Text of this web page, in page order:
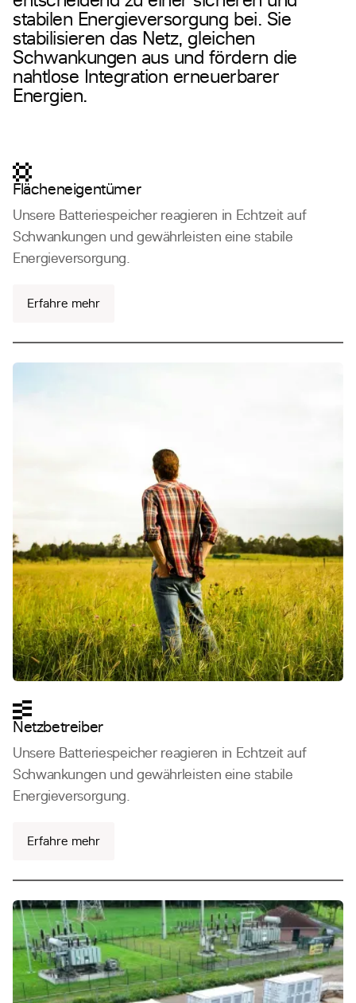
stabilen Energieversorgung bei. Sie
stabilisieren das Netz, gleichen
Schwankungen aus und fördern die
nahtlose Integration erneuerbarer
Energien.
Flächeneigentümer
Unsere Batteriespeicher reagieren in Echtzeit auf
Schwankungen und gewährleisten eine stabile
Energieversorgung.
Erfahre mehr
Netzbetreiber
Unsere Batteriespeicher reagieren in Echtzeit auf
Schwankungen und gewährleisten eine stabile
Energieversorgung.
Erfahre mehr